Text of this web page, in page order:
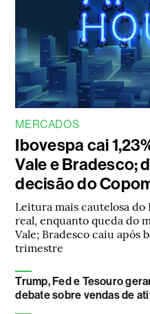
MERCADOS
Ibovespa cai
Vale e Bradesco;
decisão do
Leitura mais cautelosa
real, enquanto queda do
Vale; Bradesco caiu após
trimestre
Trump, Fed e Tesouro
debate sobre vendas de